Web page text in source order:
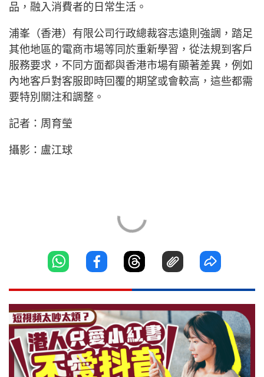
品，融入消費者的日常生活。
浦峯（香港）有限公司行政總裁容志遠則強調，踏足
其他地區的電商市場等同於重新學習，從法規到客戶
服務要求，不同方面都與香港市場有顯著差異，例如
內地客戶對客服即時回覆的期望或會較高，這些都需
要特別關注和調整。
記者：周育瑩
攝影：盧江球